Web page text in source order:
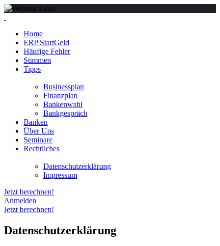
Home
ERP StartGeld
Häufige Fehler
Stimmen
Tipps
Businessplan
Finanzplan
Bankenwahl
Bankgespräch
Banken
Über Uns
Seminare
Rechtliches
Datenschutzerklärung
Impressum
Jetzt berechnen!
Anmelden
Jetzt berechnen!
Datenschutzerklärung